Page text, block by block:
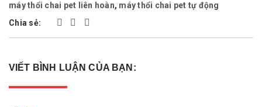
máy thổi chai pet liên hoàn, máy thổi chai pet tự động
Chia sẻ:
VIẾT BÌNH LUẬN CỦA BẠN: